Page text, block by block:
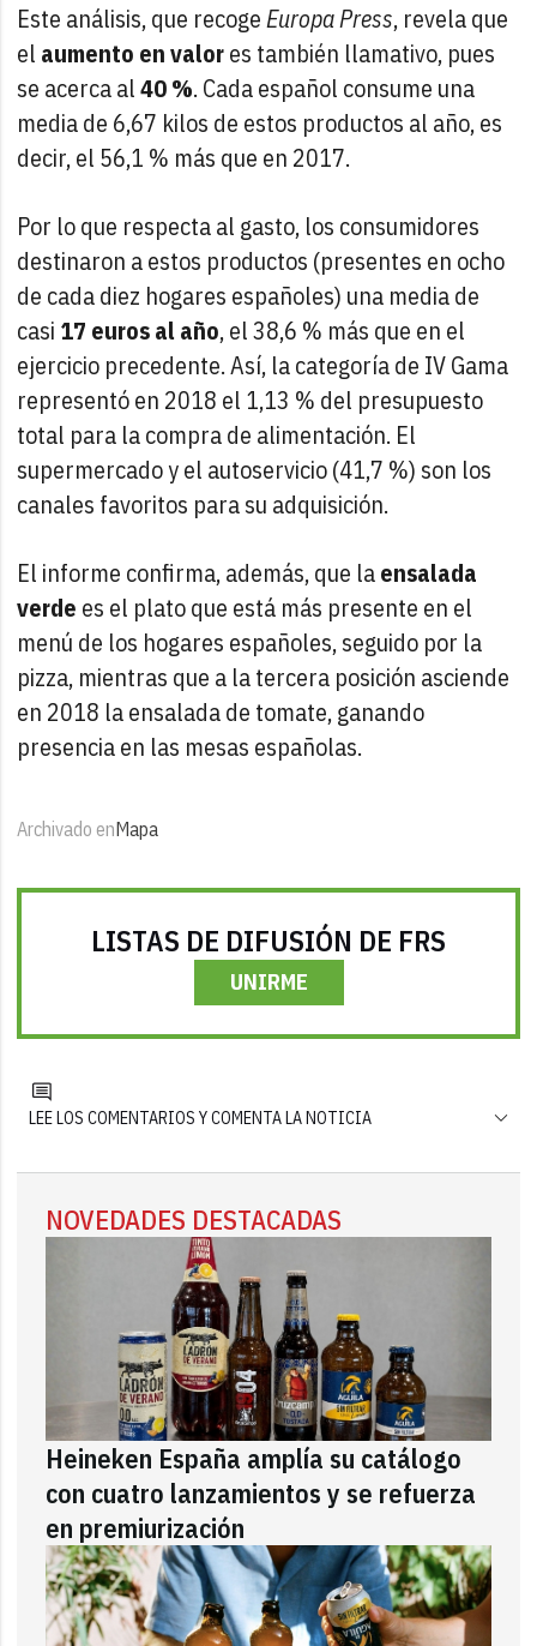
Este análisis, que recogeEuropa Press, revela que
el aumento en valores también llamativo, pues
se acerca al40 %. Cada español consume una
media de 6,67 kilos de estos productos al año, es
decir, el 56,1 % más que en 2017.
Por lo que respecta al gasto, los consumidores
destinaron a estos productos (presentes en ocho
de cada diez hogares españoles) una media de
casi 17 euros al año, el 38,6 % más que en el
ejercicio precedente. Así, la categoría de IV Gama
representó en 2018 el 1,13 % del presupuesto
total para la compra de alimentación. El
supermercado y el autoservicio (41,7 %) son los
canales favoritos para su adquisición.
El informe confirma, además, que laensalada
verde es el plato que está más presente en el
menú de los hogares españoles, seguido por la
pizza, mientras que a la tercera posición asciende
en 2018 la ensalada de tomate, ganando
presencia en las mesas españolas.
Archivado enMapa
LISTAS DE DIFUSIÓN DE FRS
UNIRME
LEE LOS COMENTARIOS Y COMENTA LA NOTICIA
NOVEDADES DESTACADAS
Heineken España amplía su catálogo
con cuatro lanzamientos y se refuerza
en premiurización